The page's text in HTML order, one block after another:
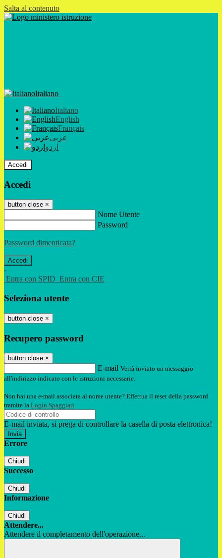
Salta al contenuto
Italiano
Italiano
English
Français
عربى
اردو
Accedi
Accedi
button close ×
Nome Utente
Password
Password dimenticata?
-
Entra con SPID Entra con CIE
Seleziona utente
button close ×
Recupero password
button close ×
E-mail Verrà inviato un messaggio
all'indirizzo indicato con le istruzioni necessarie.
Non hai una e-mail associata al nome utente? Effettua il reset della password
tramite la Login Spaggiari
E-mail inviata, si prega di controllare la casella di posta elettronica!
Errore
Chiudi
Successo
Chiudi
Informazione
Chiudi
Attendere...
Attendere il completamento dell'operazione...